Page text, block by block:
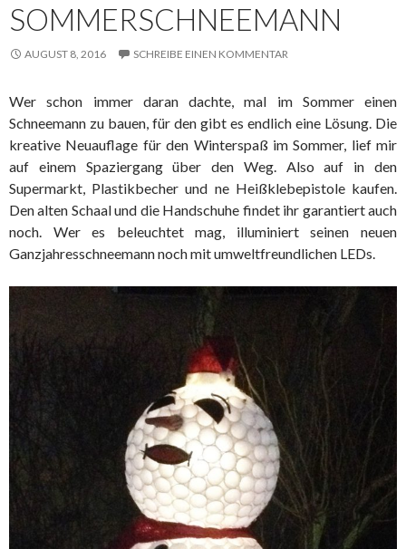
SOMMERSCHNEEMANN
AUGUST 8, 2016 SCHREIBE EINEN KOMMENTAR
Wer schon immer daran dachte, mal im Sommer einen
Schneemann zu bauen, für den gibt es endlich eine Lösung. Die
kreative Neuauflage für den Winterspaß im Sommer, lief mir
auf einem Spaziergang über den Weg. Also auf in den
Supermarkt, Plastikbecher und ne Heißklebepistole kaufen.
Den alten Schaal und die Handschuhe findet ihr garantiert auch
noch. Wer es beleuchtet mag, illuminiert seinen neuen
Ganzjahresschneemann noch mit umweltfreundlichen LEDs.